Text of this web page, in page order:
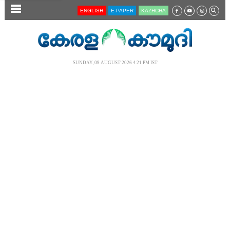
SECTIONS ENGLISH E-PAPER KĀZHCHA
SUNDAY, 09 AUGUST 2026 4.21 PM IST